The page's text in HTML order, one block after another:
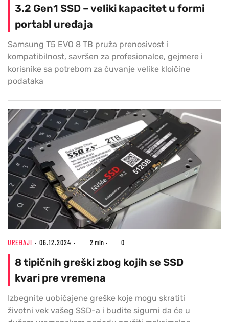
3.2 Gen1 SSD – veliki kapacitet u formi
portabl uređaja
Samsung T5 EVO 8 TB pruža prenosivost i
kompatibilnost, savršen za profesionalce, gejmere i
korisnike sa potrebom za čuvanje velike kloičine
podataka
UREĐAJI 06.12.2024 2 min 0
8 tipičnih greški zbog kojih se SSD
kvari pre vremena
Izbegnite uobičajene greške koje mogu skratiti
životni vek vašeg SSD-a i budite sigurni da će u